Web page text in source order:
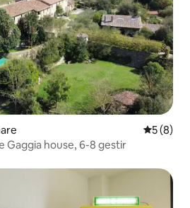
5 af 5 í
5 (8)
Gaggia house, 6-8 gestir